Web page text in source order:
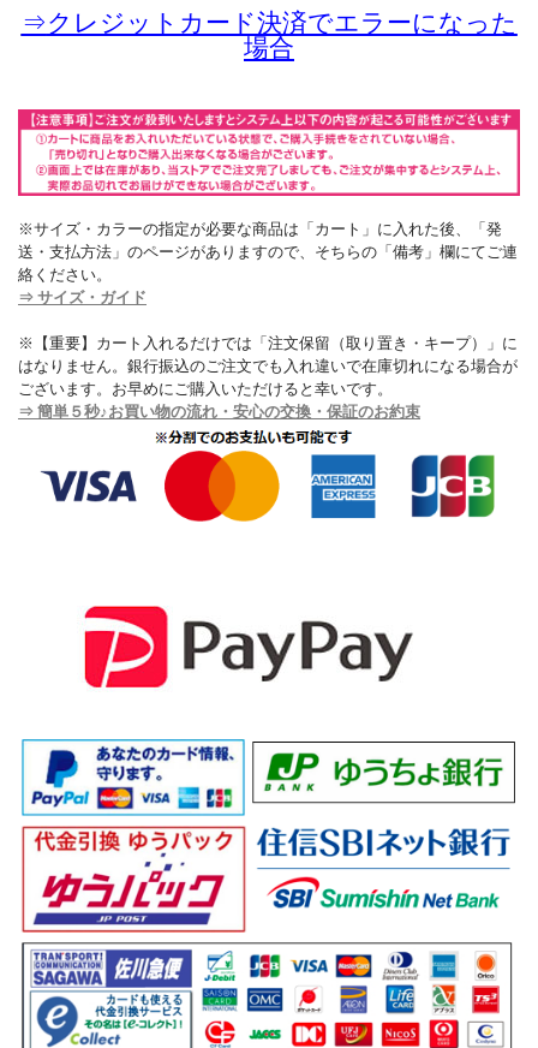
⇒クレジットカード決済でエラーになった
場合
※サイズ・カラーの指定が必要な商品は「カート」に入れた後、「発
送・支払方法」のページがありますので、そちらの「備考」欄にてご連
絡ください。
⇒ サイズ・ガイド
※【重要】カート入れるだけでは「注文保留（取り置き・キープ）」に
はなりません。銀行振込のご注文でも入れ違いで在庫切れになる場合が
ございます。お早めにご購入いただけると幸いです。
⇒ 簡単５秒♪お買い物の流れ・安心の交換・保証のお約束